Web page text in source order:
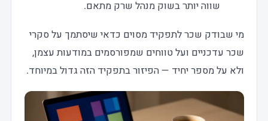
שווה יותר בשוק מנהל שרק מתאם.
מי שבודק שכר לתפקיד מסוים כדאי שיסתמך על סקרי
שכר עדכניים ועל טווחים שמפורסמים במודעות עצמן,
ולא על מספר יחיד — הפיזור בתפקיד הזה גדול במיוחד.